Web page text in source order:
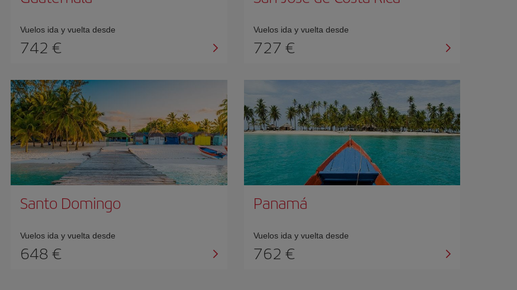
Vuelos ida y vuelta desde
742 €
Vuelos ida y vuelta desde
727 €
Santo Domingo
Vuelos ida y vuelta desde
648 €
Panamá
Vuelos ida y vuelta desde
762 €